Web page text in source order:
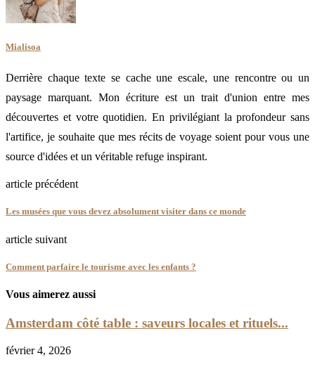
Mialisoa
Derrière chaque texte se cache une escale, une rencontre ou un
paysage marquant. Mon écriture est un trait d'union entre mes
découvertes et votre quotidien. En privilégiant la profondeur sans
l'artifice, je souhaite que mes récits de voyage soient pour vous une
source d'idées et un véritable refuge inspirant.
article précédent
Les musées que vous devez absolument visiter dans ce monde
article suivant
Comment parfaire le tourisme avec les enfants ?
Vous aimerez aussi
Amsterdam côté table : saveurs locales et rituels...
février 4, 2026